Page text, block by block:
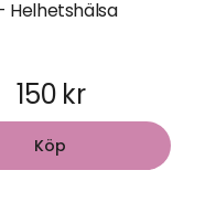
Helhetshälsa
150 kr
Köp